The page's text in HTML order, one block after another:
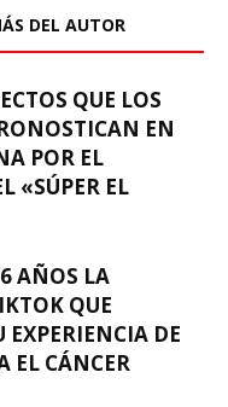
DEL AUTOR
QUE LOS
EN
POR EL
«SÚPER EL
AÑOS LA
QUE
EXPERIENCIA DE
EL CÁNCER